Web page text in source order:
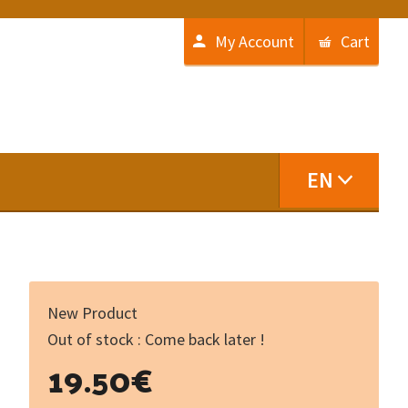
My Account Cart
EN
New Product
Out of stock : Come back later !
19.50€